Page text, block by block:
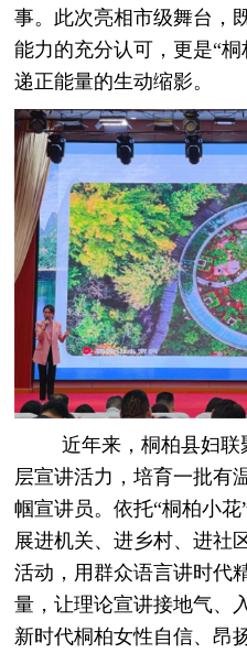
事。此次亮相市级舞台，
能力的充分认可，更是“
递正能量的生动缩影。
近年来，桐柏县妇
层宣讲活力，培育一批有
帼宣讲员。依托“桐柏小
展进机关、进乡村、进社
活动，用群众语言讲时代
量，让理论宣讲接地气、
新时代桐柏女性自信、昂